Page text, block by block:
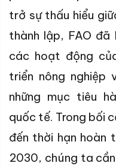
trở sự thấu hiểu
thành lập, FAO đã
các hoạt động
triển nông nghiệp
những mục tiêu
quốc tế. Trong bối
đến thời hạn hoàn
2030, chúng ta